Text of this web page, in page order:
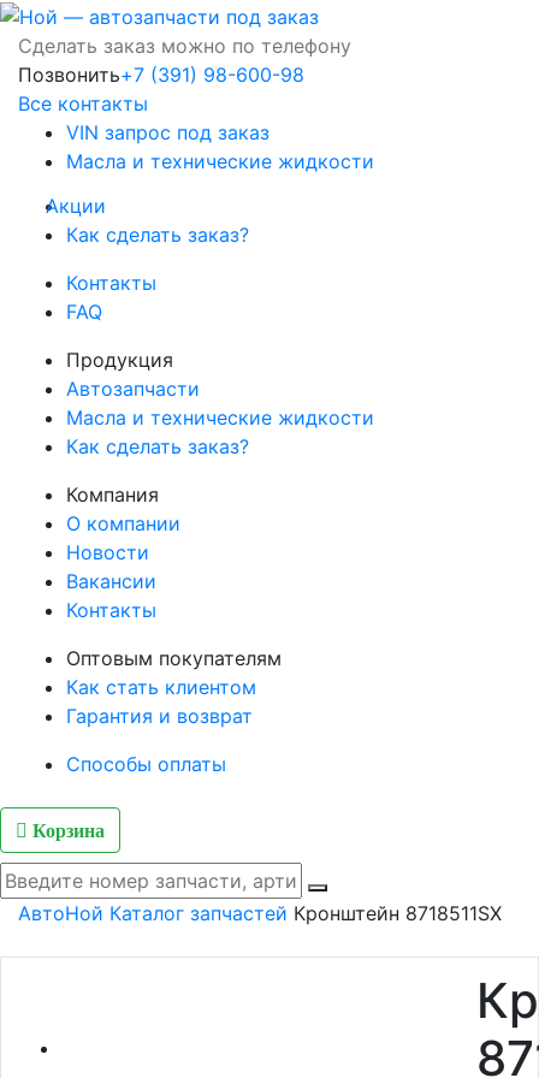
Сделать заказ можно по телефону
Позвонить+7 (391) 98-600-98
Все контакты
VIN запрос под заказ
Масла и технические жидкости
Акции
Как сделать заказ?
Контакты
FAQ
Продукция
Автозапчасти
Масла и технические жидкости
Как сделать заказ?
Компания
О компании
Новости
Вакансии
Контакты
Оптовым покупателям
Как стать клиентом
Гарантия и возврат
Способы оплаты
Корзина
АвтоНой Каталог запчастей Кронштейн 8718511SX